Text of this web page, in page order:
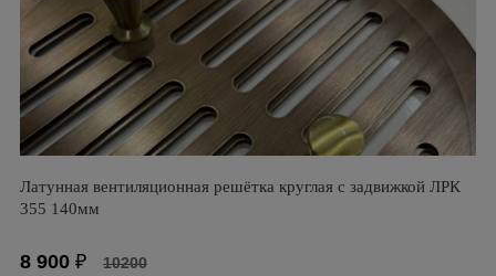
Латунная вентиляционная решётка круглая с задвижкой ЛРК
355 140мм
8 900 ₽ 10200